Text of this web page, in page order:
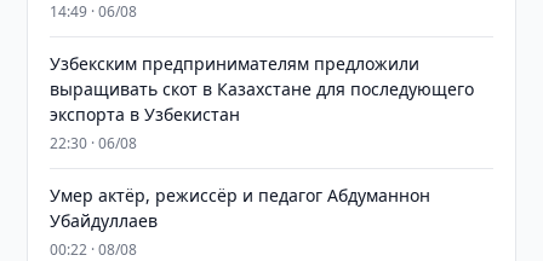
14:49 · 06/08
Узбекским предпринимателям предложили
выращивать скот в Казахстане для последующего
экспорта в Узбекистан
22:30 · 06/08
Умер актёр, режиссёр и педагог Абдуманнон
Убайдуллаев
00:22 · 08/08